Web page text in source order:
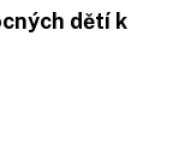
dětí k